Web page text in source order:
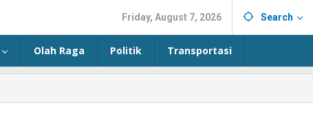
Friday, August 7, 2026 Search
Olah Raga Politik Transportasi